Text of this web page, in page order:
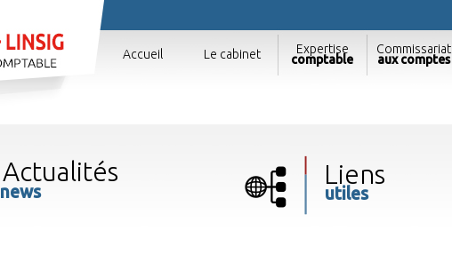
Accueil Le cabinet Expertise
comptable
Commissariat
aux comptes
Actualités
news
Liens
utiles